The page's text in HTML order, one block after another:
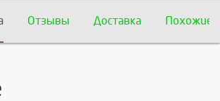
Отзывы Доставка Похожие